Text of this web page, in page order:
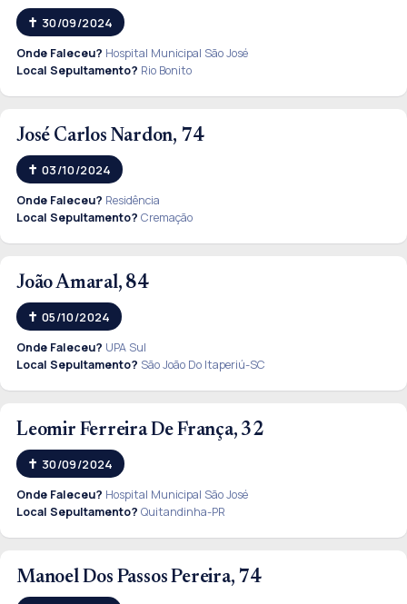
30/09/2024
Onde Faleceu? Hospital Municipal São José
Local Sepultamento? Rio Bonito
José Carlos Nardon, 74
03/10/2024
Onde Faleceu? Residência
Local Sepultamento? Cremação
João Amaral, 84
05/10/2024
Onde Faleceu? UPA Sul
Local Sepultamento? São João Do Itaperiú-SC
Leomir Ferreira De França, 32
30/09/2024
Onde Faleceu? Hospital Municipal São José
Local Sepultamento? Quitandinha-PR
Manoel Dos Passos Pereira, 74